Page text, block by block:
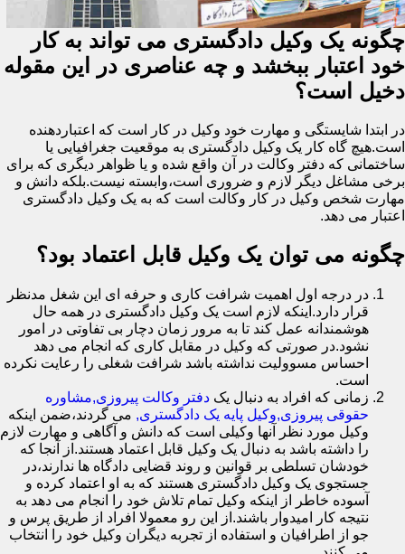
چگونه یک وکیل دادگستری می تواند به کار
خود اعتبار ببخشد و چه عناصری در این مقوله
دخیل است؟
در ابتدا شایستگی و مهارت خود وکیل در کار است که اعتباردهنده
است.هیچ گاه کار یک وکیل دادگستری به موقعیت جغرافیایی یا
ساختمانی که دفتر وکالت در آن واقع شده و یا ظواهر دیگری که برای
برخی مشاغل دیگر لازم و ضروری است،وابسته نیست.بلکه دانش و
مهارت شخص وکیل در کار وکالت است که به یک وکیل دادگستری
اعتبار می دهد.
چگونه می توان یک وکیل قابل اعتماد بود؟
در درجه اول اهمیت شرافت کاری و حرفه ای این شغل مدنظر
قرار دارد.اینکه لازم است یک وکیل دادگستری در همه حال
هوشمندانه عمل کند تا به مرور زمان دچار بی تفاوتی در امور
نشود.در صورتی که وکیل در مقابل کاری که انجام می دهد
احساس مسوولیت نداشته باشد شرافت شغلی را رعایت نکرده
است.
زمانی که افراد به دنبال یک دفتر وکالت پیروزی,مشاوره
حقوقی پیروزی,وکیل پایه یک دادگستری, می گردند،ضمن اینکه
وکیل مورد نظر آنها وکیلی است که دانش و آگاهی و مهارت لازم
را داشته باشد به دنبال یک وکیل قابل اعتماد هستند.از آنجا که
خودشان تسلطی بر قوانین و روند قضایی دادگاه ها ندارند،در
جستجوی یک وکیل دادگستری هستند که به او اعتماد کرده و
آسوده خاطر از اینکه وکیل تمام تلاش خود را انجام می دهد به
نتیجه کار امیدوار باشند.از این رو معمولا افراد از طریق پرس و
جو از اطرافیان و استفاده از تجربه دیگران وکیل خود را انتخاب